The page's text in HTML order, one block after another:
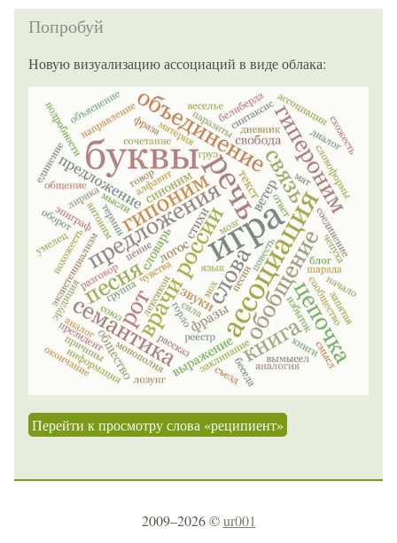
Попробуй
Новую визуализацию ассоциаций в виде облака:
Перейти к просмотру слова «реципиент»
2009–2026 ©ur001